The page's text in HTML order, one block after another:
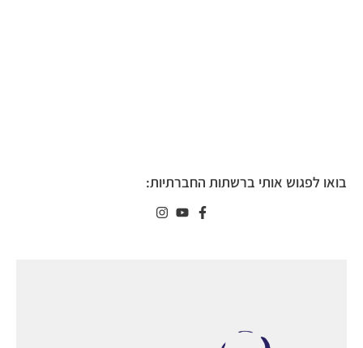
בואו לפגוש אותי ברשתות החברתיות: